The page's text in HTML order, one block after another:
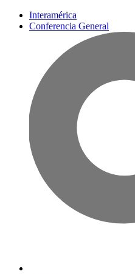
Interamérica
Conferencia General